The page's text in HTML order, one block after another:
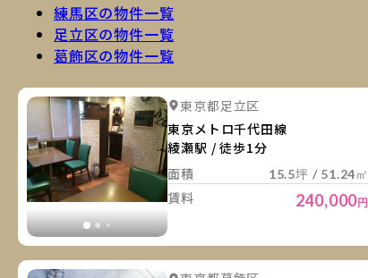
練馬区の物件一覧
足立区の物件一覧
葛飾区の物件一覧
詳細を見る
東京都足立区
東京メトロ千代田線
綾瀬駅 / 徒歩1分
面積
15.5坪 / 51.24㎡
賃料 240,000円